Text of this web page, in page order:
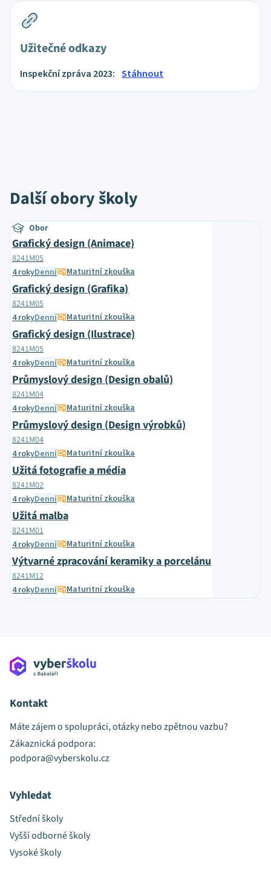
Užitečné odkazy
Inspekční zpráva 2023: Stáhnout
Další obory školy
Obor
Grafický design (Animace)
8241M05
4 rokyDenní Maturitní zkouška
Grafický design (Grafika)
8241M05
4 rokyDenní Maturitní zkouška
Grafický design (Ilustrace)
8241M05
4 rokyDenní Maturitní zkouška
Průmyslový design (Design obalů)
8241M04
4 rokyDenní Maturitní zkouška
Průmyslový design (Design výrobků)
8241M04
4 rokyDenní Maturitní zkouška
Užitá fotografie a média
8241M02
4 rokyDenní Maturitní zkouška
Užitá malba
8241M01
4 rokyDenní Maturitní zkouška
Výtvarné zpracování keramiky a porcelánu
8241M12
4 rokyDenní Maturitní zkouška
Kontakt
Máte zájem o spolupráci, otázky nebo zpětnou vazbu?
Zákaznická podpora:
podpora@vyberskolu.cz
Vyhledat
Střední školy
Vyšší odborné školy
Vysoké školy